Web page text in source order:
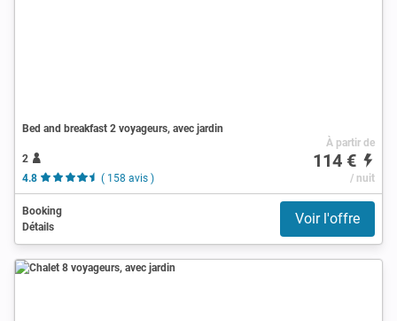
Bed and breakfast 2 voyageurs, avec jardin
2
4.8
( 158 avis )
À partir de
114 €
/ nuit
Booking
Détails
Voir l'offre